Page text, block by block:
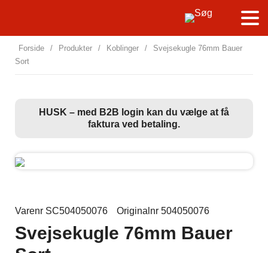
Forside / Produkter / Koblinger /
Svejsekugle 76mm Bauer
Sort
HUSK – med B2B login kan du vælge at få
faktura ved betaling.
Varenr SC504050076 Originalnr 504050076
Svejsekugle 76mm Bauer